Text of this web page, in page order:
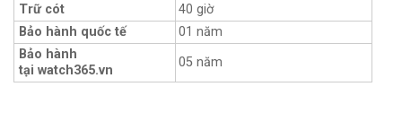
Trữ cót
40 giờ
Bảo hành quốc tế
01 năm
Bảo hành
tại watch365.vn
05 năm